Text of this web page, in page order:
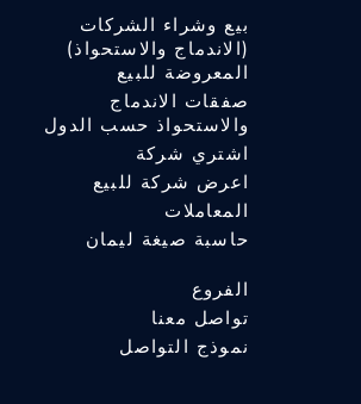
بيع وشراء الشركات
(الاندماج والاستحواذ)
المعروضة للبيع
صفقات الاندماج
والاستحواذ حسب الدول
اشتري شركة
اعرض شركة للبيع
المعاملات
حاسبة صيغة ليمان
الفروع
تواصل معنا
نموذج التواصل